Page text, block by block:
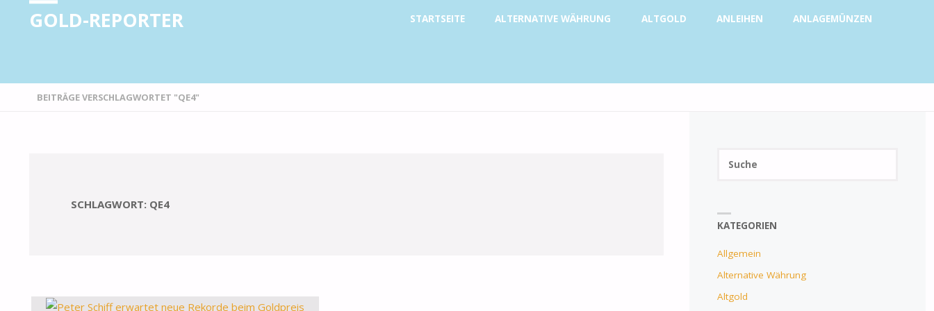
GOLD-REPORTER Zum
STARTSEITE ALTERNATIVE WÄHRUNG ALTGOLD ANLEIHEN ANLAGEMÜNZEN
STARTSEITE
BEITRÄGE VERSCHLAGWORTET "QE4"
SCHLAGWORT: QE4
KATEGORIEN
Allgemein
Alternative Währung
Altgold